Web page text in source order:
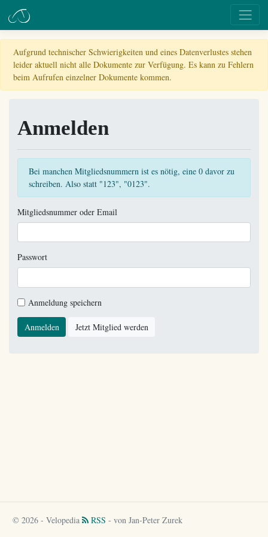
Aufgrund technischer Schwierigkeiten und eines Datenverlustes stehen
leider aktuell nicht alle Dokumente zur Verfügung. Es kann zu Fehlern
beim Aufrufen einzelner Dokumente kommen.
Anmelden
Bei manchen Mitgliedsnummern ist es nötig, eine 0 davor zu
schreiben. Also statt "123", "0123".
Mitgliedsnummer oder Email
Passwort
Anmeldung speichern
Anmelden Jetzt Mitglied werden
© 2026 - Velopedia RSS - von Jan-Peter Zurek